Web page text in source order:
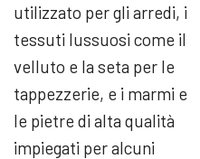
utilizzato per gli arredi, i
tessuti lussuosi come il
velluto e la seta per le
tappezzerie, e i marmi e
le pietre di alta qualità
impiegati per alcuni